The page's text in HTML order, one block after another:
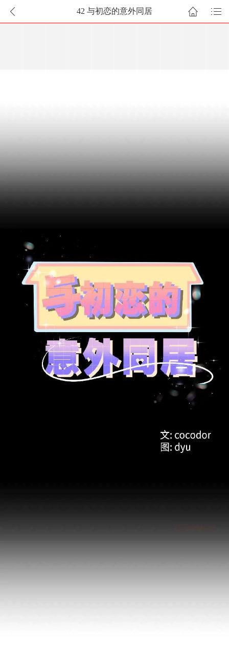
42 与初恋的意外同居